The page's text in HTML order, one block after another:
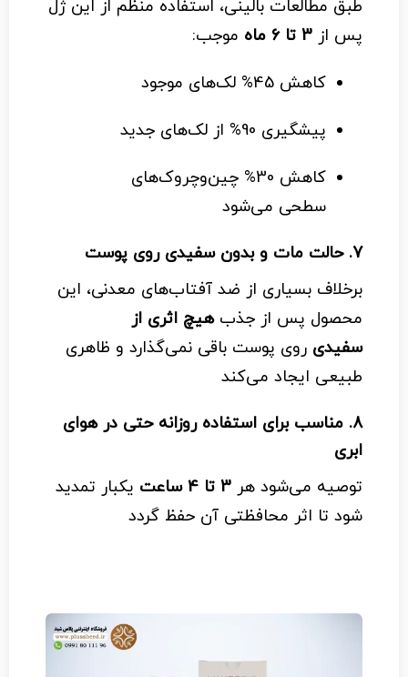
طبق مطالعات بالینی، استفاده منظم از این ژل
پس از 3 تا 6 ماه موجب:
کاهش 45% لک‌های موجود
پیشگیری 90% از لک‌های جدید
کاهش 30% چین‌وچروک‌های
سطحی می‌شود
7. حالت مات و بدون سفیدی روی پوست
برخلاف بسیاری از ضد آفتاب‌های معدنی، این
محصول پس از جذبهیچ اثری از
سفیدی روی پوست باقی نمی‌گذارد و ظاهری
طبیعی ایجاد می‌کند
8. مناسب برای استفاده روزانه حتی در هوای
ابری
توصیه می‌شود هر 3 تا 4 ساعت
یکبار تمدید
شود تا اثر محافظتی آن حفظ گردد